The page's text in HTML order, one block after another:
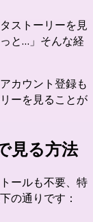
ストーリーを見
と…」そんな経
カウント登録も
ーを見ることが
見る方法
ールも不要、特
の通りです：